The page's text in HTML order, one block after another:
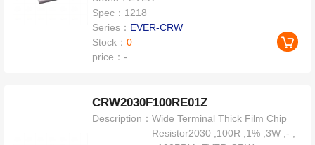
Spec： 1218
Series： EVER-CRW
Stock：0
price：-
CRW2030F100RE01Z
Description：Wide Terminal Thick Film Chip
Resistor2030 ,100R ,1% ,3W ,- ,